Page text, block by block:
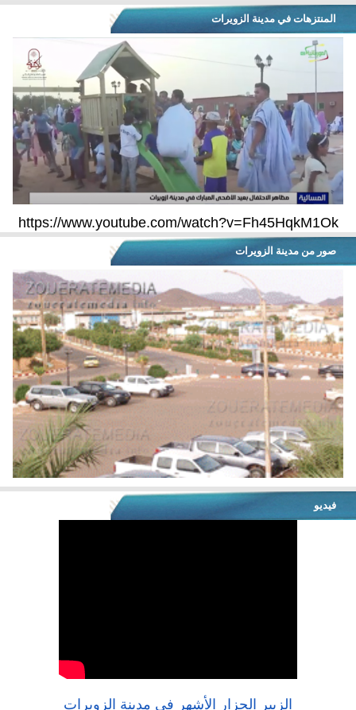
المنتزهات في مدينة الزويرات
https://www.youtube.com/watch?v=Fh45HqkM1Ok
صور من مدينة الزويرات
فيديو
الزبير الجزار الأشهر في مدينة الزويرات